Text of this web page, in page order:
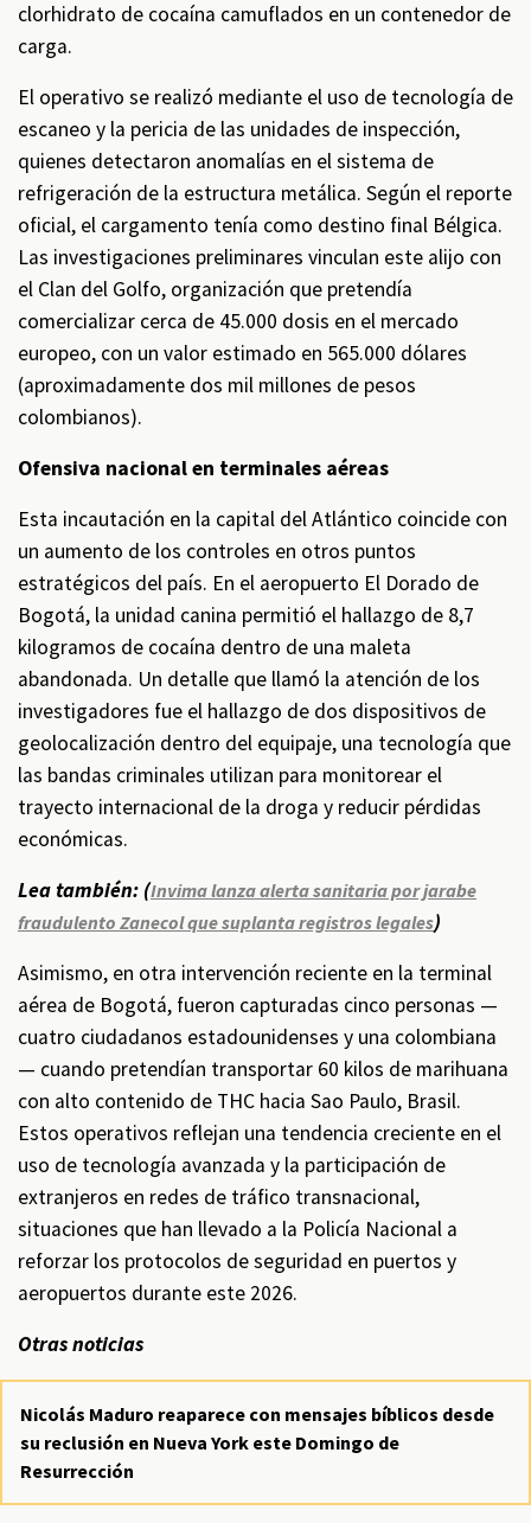
clorhidrato de cocaína camuflados en un contenedor de
carga.
El operativo se realizó mediante el uso de tecnología de
escaneo y la pericia de las unidades de inspección,
quienes detectaron anomalías en el sistema de
refrigeración de la estructura metálica. Según el reporte
oficial, el cargamento tenía como destino final Bélgica.
Las investigaciones preliminares vinculan este alijo con
el Clan del Golfo, organización que pretendía
comercializar cerca de 45.000 dosis en el mercado
europeo, con un valor estimado en 565.000 dólares
(aproximadamente dos mil millones de pesos
colombianos).
Ofensiva nacional en terminales aéreas
Esta incautación en la capital del Atlántico coincide con
un aumento de los controles en otros puntos
estratégicos del país. En el aeropuerto El Dorado de
Bogotá, la unidad canina permitió el hallazgo de 8,7
kilogramos de cocaína dentro de una maleta
abandonada. Un detalle que llamó la atención de los
investigadores fue el hallazgo de dos dispositivos de
geolocalización dentro del equipaje, una tecnología que
las bandas criminales utilizan para monitorear el
trayecto internacional de la droga y reducir pérdidas
económicas.
Lea también: (Invima lanza alerta sanitaria por jarabe
fraudulento Zanecol que suplanta registros legales)
Asimismo, en otra intervención reciente en la terminal
aérea de Bogotá, fueron capturadas cinco personas —
cuatro ciudadanos estadounidenses y una colombiana
— cuando pretendían transportar 60 kilos de marihuana
con alto contenido de THC hacia Sao Paulo, Brasil.
Estos operativos reflejan una tendencia creciente en el
uso de tecnología avanzada y la participación de
extranjeros en redes de tráfico transnacional,
situaciones que han llevado a la Policía Nacional a
reforzar los protocolos de seguridad en puertos y
aeropuertos durante este 2026.
Otras noticias
Nicolás Maduro reaparece con mensajes bíblicos desde
su reclusión en Nueva York este Domingo de
Resurrección